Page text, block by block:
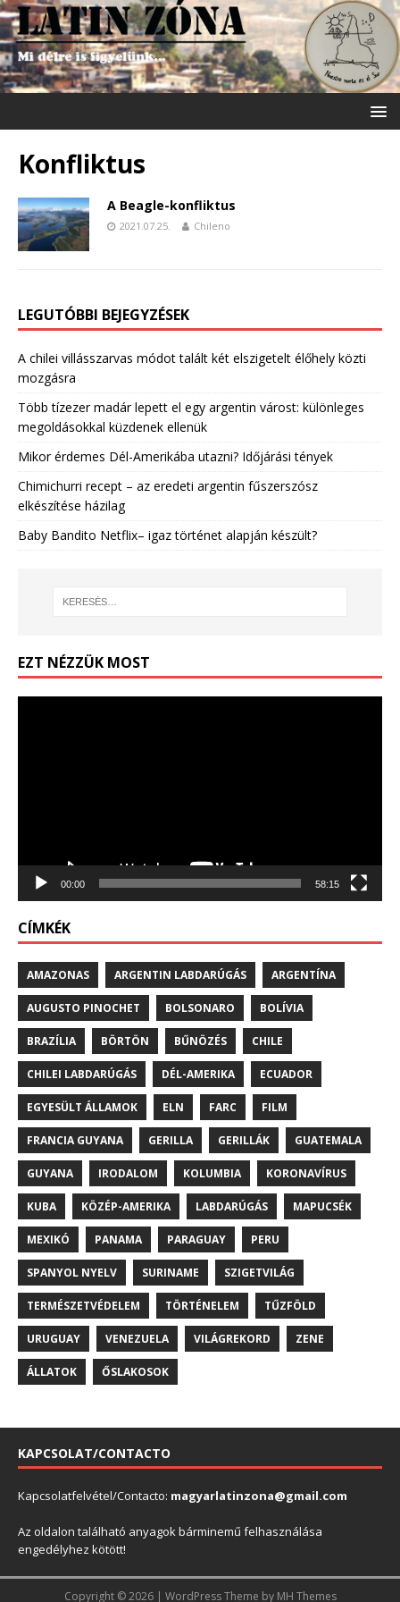
Konfliktus
A Beagle-konfliktus
2021.07.25. Chileno
LEGUTÓBBI BEJEGYZÉSEK
A chilei villásszarvas módot talált két elszigetelt élőhely közti
mozgásra
Több tízezer madár lepett el egy argentin várost: különleges
megoldásokkal küzdenek ellenük
Mikor érdemes Dél-Amerikába utazni? Időjárási tények
Chimichurri recept – az eredeti argentin fűszerszósz
elkészítése házilag
Baby Bandito Netflix– igaz történet alapján készült?
EZT NÉZZÜK MOST
00:00 58:15
CÍMKÉK
AMAZONAS ARGENTIN LABDARÚGÁS ARGENTÍNA
AUGUSTO PINOCHET BOLSONARO BOLÍVIA
BRAZÍLIA BÖRTÖN BŰNÖZÉS CHILE
CHILEI LABDARÚGÁS DÉL-AMERIKA ECUADOR
EGYESÜLT ÁLLAMOK ELN FARC FILM
FRANCIA GUYANA GERILLA GERILLÁK GUATEMALA
GUYANA IRODALOM KOLUMBIA KORONAVÍRUS
KUBA KÖZÉP-AMERIKA LABDARÚGÁS MAPUCSÉK
MEXIKÓ PANAMA PARAGUAY PERU
SPANYOL NYELV SURINAME SZIGETVILÁG
TERMÉSZETVÉDELEM TÖRTÉNELEM TŰZFÖLD
URUGUAY VENEZUELA VILÁGREKORD ZENE
ÁLLATOK ŐSLAKOSOK
KAPCSOLAT/CONTACTO
Kapcsolatfelvétel/Contacto: magyarlatinzona@gmail.com
Az oldalon található anyagok bárminemű felhasználása
engedélyhez kötött!
Copyright © 2026 | WordPress Theme by MH Themes